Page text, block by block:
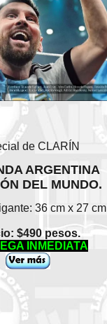
de CLARÍN
ARGENTINA
DEL MUNDO.
36 cm x 27 cm
$490 pesos.
INMEDIATA